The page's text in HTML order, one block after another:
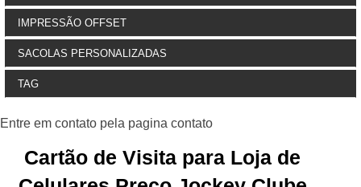
IMPRESSÃO OFFSET
SACOLAS PERSONALIZADAS
TAG
Cartão de Visita para Loja de